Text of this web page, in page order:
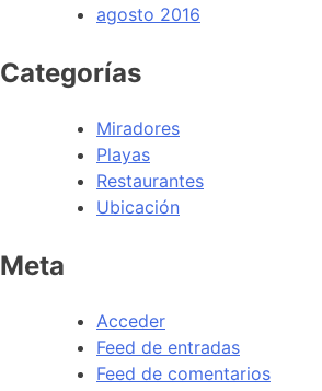
agosto 2016
Categorías
Miradores
Playas
Restaurantes
Ubicación
Meta
Acceder
Feed de entradas
Feed de comentarios